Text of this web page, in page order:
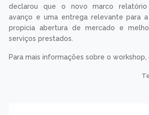
declarou que o novo marco relatório
avanço e uma entrega relevante para
propicia abertura de mercado e
serviços prestados.
Para mais informações sobre o workshop,